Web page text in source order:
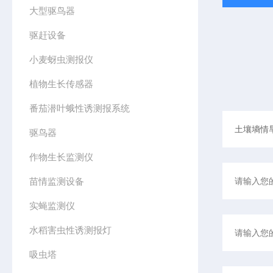
大型驱鸟器
驱赶设备
小麦蚜虫测报仪
植物生长传感器
番茄潜叶蛾性诱测报系统
驱鸟器
作物生长监测仪
苗情监测设备
实蝇监测仪
水稻害虫性诱测报灯
吸虫塔